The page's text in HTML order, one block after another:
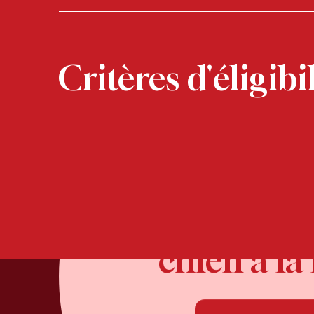
Critères
chienàla
Changer
unchien à